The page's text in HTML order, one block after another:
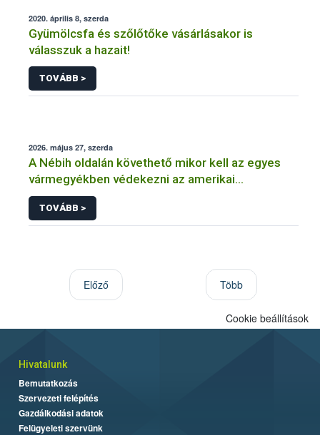
2020. április 8, szerda
Gyümölcsfa és szőlőtőke vásárlásakor is
válasszuk a hazait!
TOVÁBB >
2026. május 27, szerda
A Nébih oldalán követhető mikor kell az egyes
vármegyékben védekezni az amerikai
szőlőkabóca ellen
TOVÁBB >
Előző Több
Cookie beállítások
Hivatalunk
Bemutatkozás
Szervezeti felépítés
Gazdálkodási adatok
Felügyeleti szervünk